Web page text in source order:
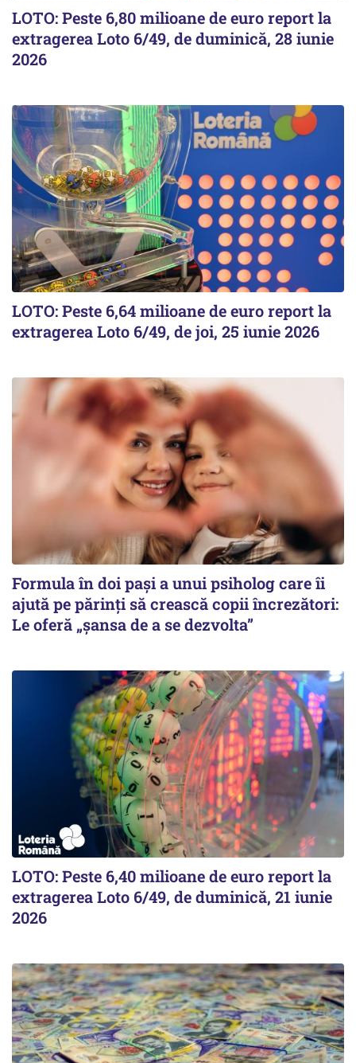
LOTO: Peste 6,80 milioane de euro report la
extragerea Loto 6/49, de duminică, 28 iunie
2026
LOTO: Peste 6,64 milioane de euro report la
extragerea Loto 6/49, de joi, 25 iunie 2026
Formula în doi pași a unui psiholog care îi
ajută pe părinți să crească copii încrezători:
Le oferă „șansa de a se dezvolta”
LOTO: Peste 6,40 milioane de euro report la
extragerea Loto 6/49, de duminică, 21 iunie
2026